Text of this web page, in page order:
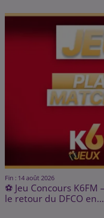
Fin : 14 août 2026
⚽ Jeu Concours
le retour du DFCO en...